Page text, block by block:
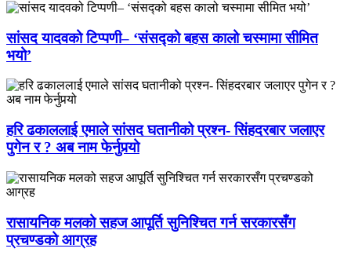
सांसद यादवको टिप्पणी– ‘संसद्को बहस कालो चस्मामा सीमित
भयो’
हरि ढकाललाई एमाले सांसद घतानीको प्रश्न- सिंहदरबार जलाएर
पुगेन र ? अब नाम फेर्नुपर्‍यो
रासायनिक मलको सहज आपूर्ति सुनिश्चित गर्न सरकारसँग
प्रचण्डको आग्रह